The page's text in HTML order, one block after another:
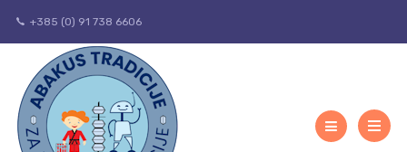
+385 (0) 91 738 6606